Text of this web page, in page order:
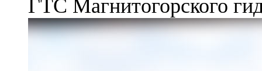
ГТС Магнитогорского